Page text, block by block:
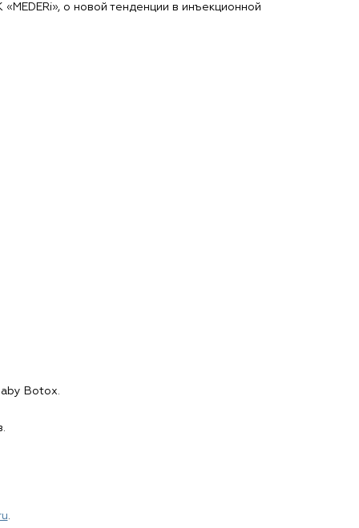
о новой тенденции в инъекционной
Botox.
.